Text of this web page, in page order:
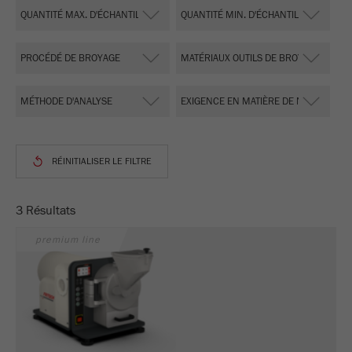
Ce cookie est le cookie de ressource visiteur.
Informations sur la visite en cours, également
également si la source des visiteurs de la
du visiteur ne peut être déterminée, le cookie
source de visiteurs. Le cookie ne contient pas
d'informations historiques sur les anciennes
sources de visiteurs.
Cycle de vie
des cookies
6 mois
3 Résultats
premium line